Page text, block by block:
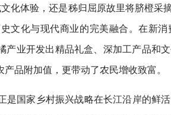
化体验，还是秭归屈原故里将脐橙采
文化与现代商业的完美融合。在新
产业开发出精品礼盒、深加工产品
品附加值，更带动了农民增收致富。
是国家乡村振兴战略在长江沿岸的鲜